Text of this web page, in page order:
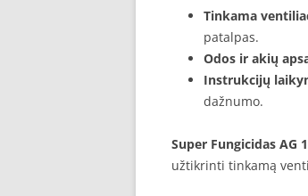
Tinkama
patalpas.
Odos ir akių
Instrukcijų
dažnumo.
Super Fungicidas AG
užtikrinti tinkamą